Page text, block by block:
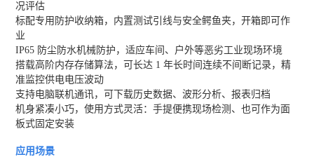
况评估
标配专用防护收纳箱，内置测试引线与安全鳄鱼夹，开箱即可作
业
IP65 防尘防水机械防护，适应车间、户外等恶劣工业现场环境
搭载高阶内存存储算法，可长达 1 年长时间连续不间断记录，精
准监控供电电压波动
支持电脑联机通讯，可下载历史数据、波形分析、报表归档
机身紧凑小巧，使用方式灵活：手提便携现场检测、也可作为面
板式固定安装
应用场景